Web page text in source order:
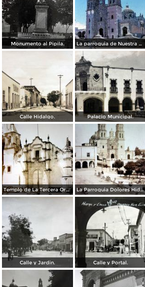
Monumento al Pipila. La parroquia de Nuestra Señora de los Dolores. 1965.
Calle Hidalgo. Palacio Municipal.
Templo de La Tercera Orden. La Parroquia Dolores Hidalgo Guanajuato ( Circulada el 2 de Abril de 1920 ).
Calle y Jardin. Calle y Portal.